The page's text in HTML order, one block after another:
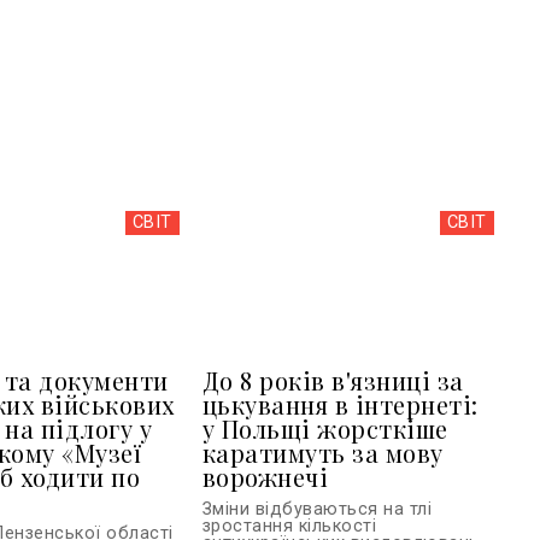
СВІТ
документи
військових
підлогу у
«Музеї
ходити по
області
СВІТ
До 8 років в'язниці за
цькування в інтернеті:
у Польщі жорсткіше
каратимуть за мову
ворожнечі
Зміни відбуваються на тлі
зростання кількості